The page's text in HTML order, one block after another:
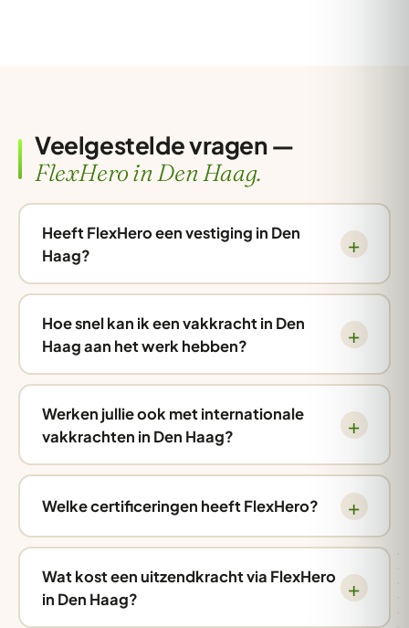
Veelgestelde vragen —
FlexHero in Den Haag.
Heeft FlexHero een vestiging in Den
Haag?
Hoe snel kan ik een vakkracht in Den
Haag aan het werk hebben?
Werken jullie ook met internationale
vakkrachten in Den Haag?
Welke certificeringen heeft FlexHero?
Wat kost een uitzendkracht via FlexHero
in Den Haag?